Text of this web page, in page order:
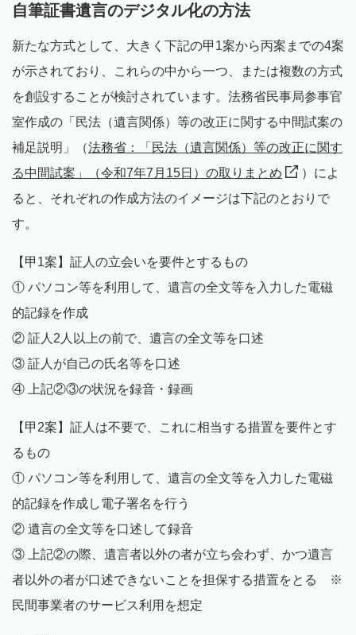
自筆証書遺言のデジタル化の方法
新たな方式として、大きく下記の甲1案から丙案までの4案
が示されており、これらの中から一つ、または複数の方式
を創設することが検討されています。法務省民事局参事官
室作成の「民法（遺言関係）等の改正に関する中間試案の
補足説明」（法務省：「民法（遺言関係）等の改正に関す
る中間試案」（令和7年7月15日）の取りまとめ
）によ
ると、それぞれの作成方法のイメージは下記のとおりで
す。
【甲1案】証人の立会いを要件とするもの
① パソコン等を利用して、遺言の全文等を入力した電磁
的記録を作成
② 証人2人以上の前で、遺言の全文等を口述
③ 証人が自己の氏名等を口述
④ 上記②③の状況を録音・録画
【甲2案】証人は不要で、これに相当する措置を要件とす
るもの
① パソコン等を利用して、遺言の全文等を入力した電磁
的記録を作成し電子署名を行う
② 遺言の全文等を口述して録音
③ 上記②の際、遺言者以外の者が立ち会わず、かつ遺言
者以外の者が口述できないことを担保する措置をとる ※
民間事業者のサービス利用を想定